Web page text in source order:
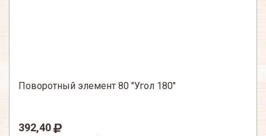
Поворотный элемент 80 "Угол 180"
392,40